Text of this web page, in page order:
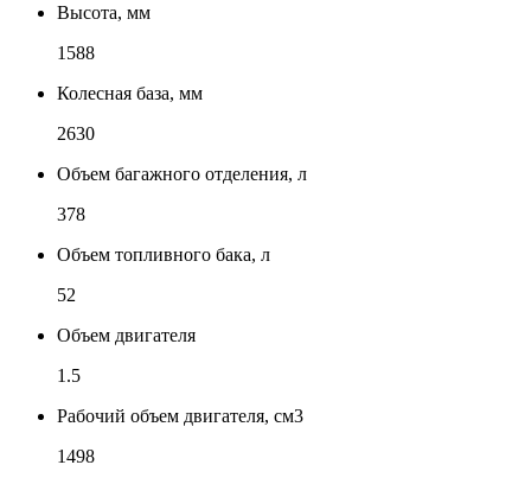
Высота, мм
1588
Колесная база, мм
2630
Объем багажного отделения, л
378
Объем топливного бака, л
52
Объем двигателя
1.5
Рабочий объем двигателя, см3
1498